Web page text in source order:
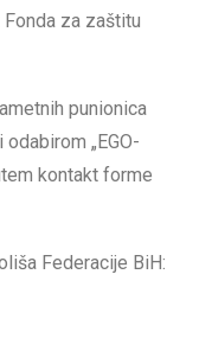
za zaštitu
punionica
„EGO-
kontakt forme
Federacije BiH: